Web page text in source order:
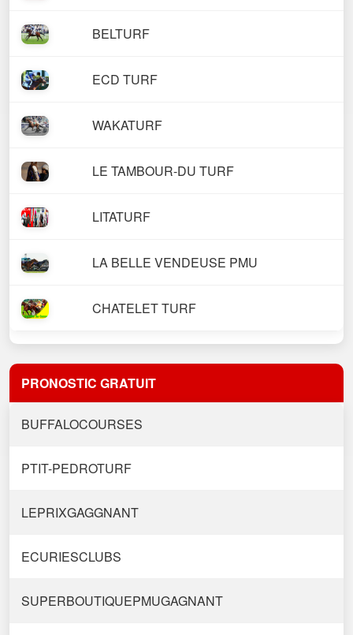
BELTURF
ECD TURF
WAKATURF
LE TAMBOUR-DU TURF
LITATURF
LA BELLE VENDEUSE PMU
CHATELET TURF
PRONOSTIC GRATUIT
BUFFALOCOURSES
PTIT-PEDROTURF
LEPRIXGAGGNANT
ECURIESCLUBS
SUPERBOUTIQUEPMUGAGNANT